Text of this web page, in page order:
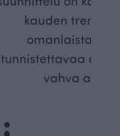
kauden
omanlaista,
tunnistettavaa
vahva